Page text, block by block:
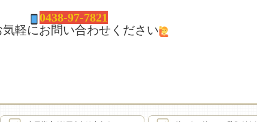
0438-97-7821
軽にお問い合わせください